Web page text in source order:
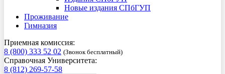
Новые издания СПбГУП
Проживание
Гимназия
Приемная комиссия:
8 (800) 333 52 02 (Звонок бесплатный)
Справочная Университета:
8 (812) 269-57-58